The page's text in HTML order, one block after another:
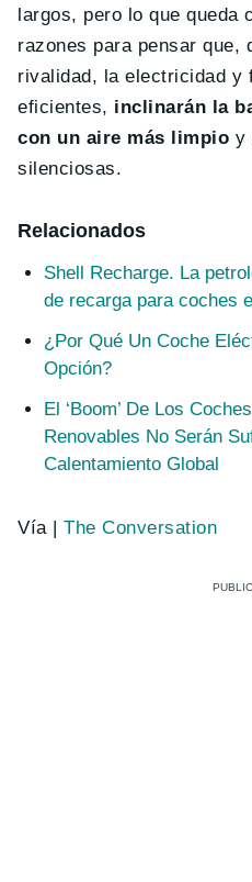
largos, pero lo que queda
razones para pensar que,
rivalidad, la electricidad y
eficientes, inclinarán la
con un aire más limpio y
silenciosas.
Relacionados
Shell Recharge. La
de recarga para coches
¿Por Qué Un Coche
Opción?
El ‘Boom’ De Los
Renovables No Serán
Calentamiento Global
Vía |The Conversation